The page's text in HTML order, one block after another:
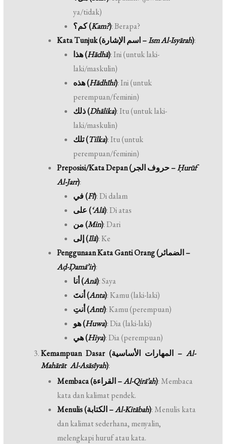
ya/tidak)
كم؟ (Kam?): Berapa?
Kata Tunjuk (اسم الإشارة –Ism Al-Isyārah):
هذا (Hādhā): Ini (untuk laki-
laki/maskulin)
هذه (Hādhīhi): Ini (untuk
perempuan/feminin)
ذلك (Dhālika): Itu (untuk laki-
laki/maskulin)
تلك (Tilka): Itu (untuk
perempuan/feminin)
Preposisi/Kata Depan (حروف الجر –Ḥurūf
Al-Jarr):
في (Fī): Di dalam
على (‘Alā): Di atas
من (Min): Dari
إلى (Ilā): Ke
Penggunaan Kata Ganti Orang (الضمائر –
Aḍ-Ḍamā’ir):
أنا (Anā): Saya
أنتَ (Anta): Kamu (laki-laki)
أنتِ (Anti): Kamu (perempuan)
هو (Huwa): Dia (laki-laki)
هي (Hiya): Dia (perempuan)
Kemampuan Dasar (المهارات الأساسية –Al-
Mahārāt Al-Asāsīyah):
Membaca (القراءة –Al-Qirā’ah): Membaca
kata dan kalimat pendek.
Menulis (الكتابة –Al-Kitābah): Menulis kata
dan kalimat sederhana, menyalin,
melengkapi huruf atau kata.